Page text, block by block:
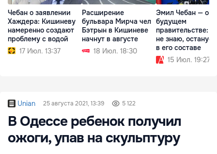
Чебан о заявлении
Хаждера: Кишиневу
намеренно создают
проблему с водой
17 Июл. 13:37
Расширение
бульвара Мирча чел
Бэтрын в Кишиневе
начнут в августе
18 Июл. 18:30
Эмил Чебан — о
будущем
правительстве:
не знаю,
в его составе
15 Июл. 19:27
Unian 25 августа 2021, 13:39 5 122
В Одессе ребенок получил
ожоги, упав на скульптуру